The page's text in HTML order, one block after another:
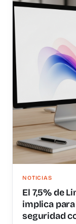
NOTICIAS
El 7,5% de
implica
seguridad